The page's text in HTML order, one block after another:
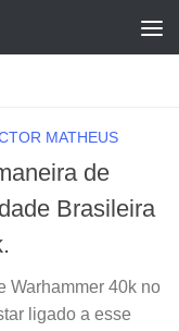
MATHEUS
de
Brasileira
Warhammer 40k no
ligado a esse